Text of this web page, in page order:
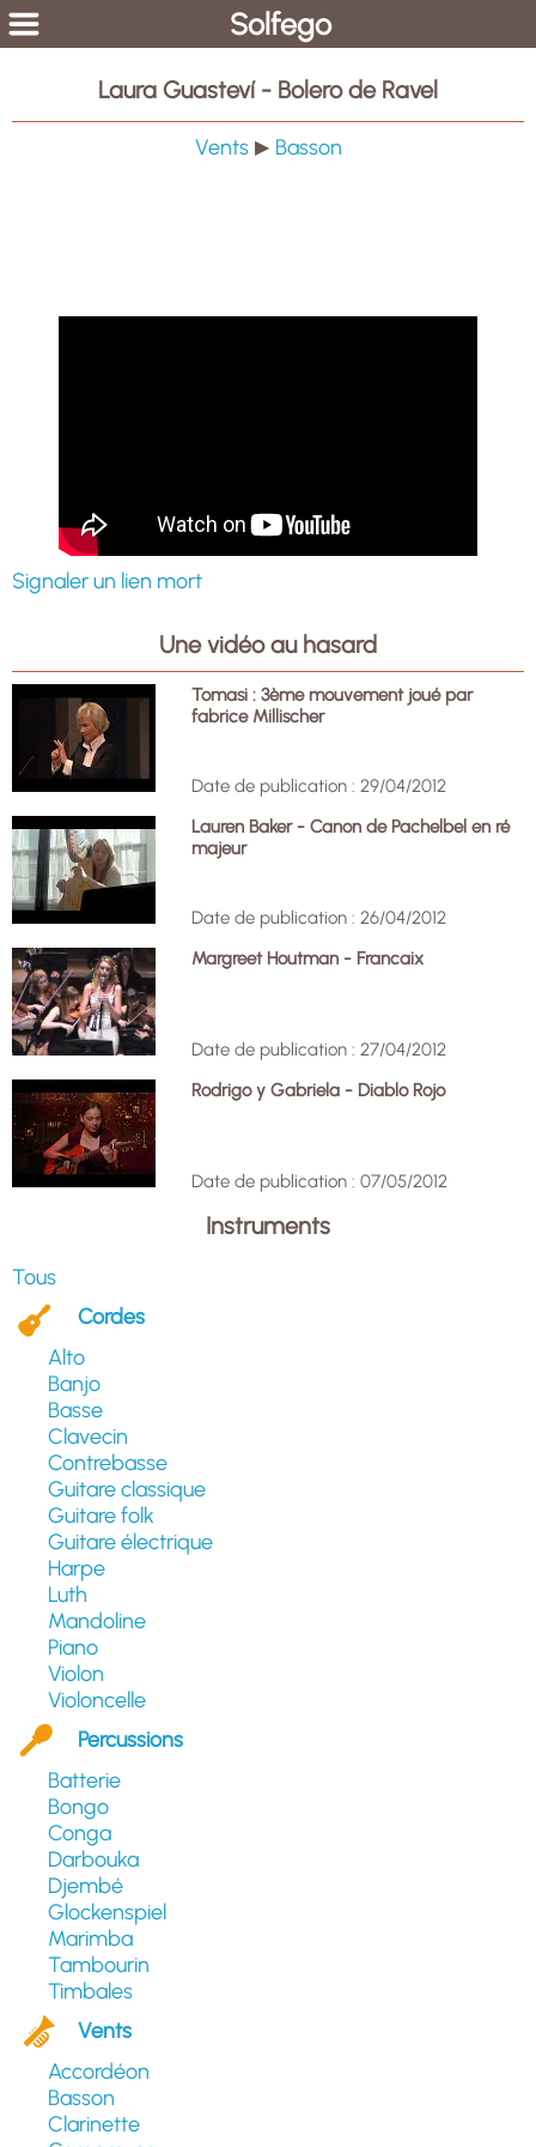
Solfego
Instruments
Tous
Cordes
Alto
Banjo
Basse
Clavecin
Contrebasse
Guitare classique
Guitare folk
Guitare électrique
Harpe
Luth
Mandoline
Piano
Violon
Violoncelle
Percussions
Batterie
Bongo
Conga
Darbouka
Djembé
Glockenspiel
Marimba
Tambourin
Timbales
Vents
Accordéon
Basson
Clarinette
Laura Guasteví - Bolero de Ravel
Vents ▶ Basson
Signaler un lien mort
Une vidéo au hasard
Tomasi : 3ème mouvement joué par
fabrice Millischer
Date de publication : 29/04/2012
Lauren Baker - Canon de Pachelbel en ré
majeur
Date de publication : 26/04/2012
Margreet Houtman - Francaix
Date de publication : 27/04/2012
Rodrigo y Gabriela - Diablo Rojo
Date de publication : 07/05/2012